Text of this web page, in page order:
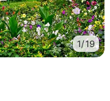
1/19